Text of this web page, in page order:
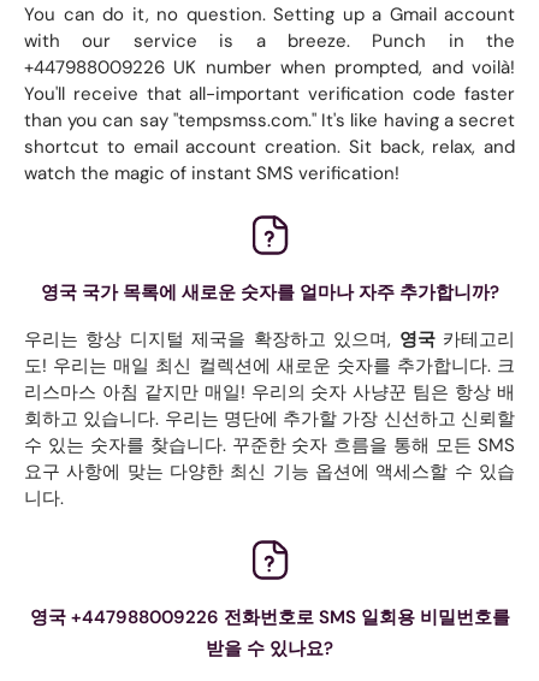
You can do it, no question. Setting up a Gmail account
with our service is a breeze. Punch in the
+447988009226 UK number when prompted, and voilà!
You'll receive that all-important verification code faster
than you can say "tempsmss.com." It's like having a secret
shortcut to email account creation. Sit back, relax, and
watch the magic of instant SMS verification!
영국 국가 목록에 새로운 숫자를 얼마나 자주 추가합니까?
우리는 항상 디지털 제국을 확장하고 있으며, 영국카테고리
도! 우리는 매일 최신 컬렉션에 새로운 숫자를 추가합니다. 크
리스마스 아침 같지만 매일! 우리의 숫자 사냥꾼 팀은 항상 배
회하고 있습니다. 우리는 명단에 추가할 가장 신선하고 신뢰할
수 있는 숫자를 찾습니다. 꾸준한 숫자 흐름을 통해 모든 SMS
요구 사항에 맞는 다양한 최신 기능 옵션에 액세스할 수 있습
니다.
영국 +447988009226 전화번호로 SMS 일회용 비밀번호를
받을 수 있나요?